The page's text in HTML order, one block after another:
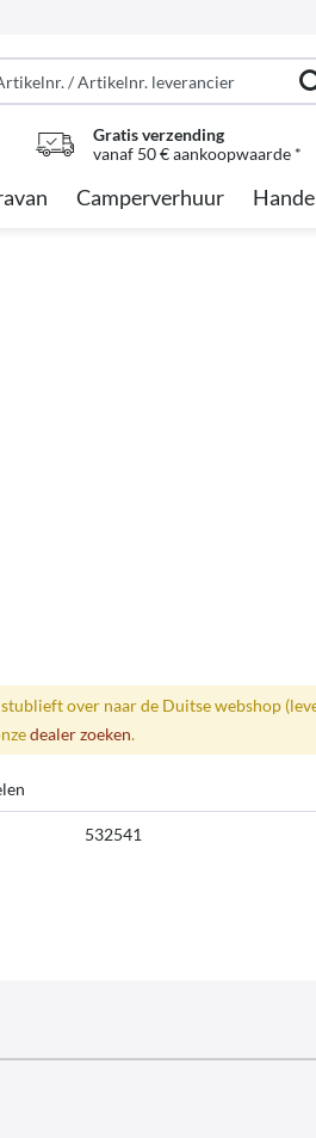
Gratis verzending
vanaf 50 € aankoopwaarde *
Camperverhuur
over naar de Duitse webshop
dealer zoeken.
532541